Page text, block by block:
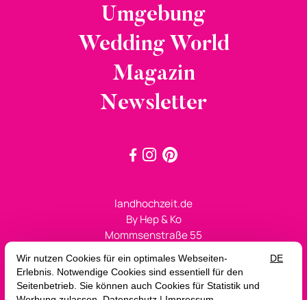
Umgebung
Wedding World
Magazin
Newsletter
  
landhochzeit.de
By Hep & Ko
Mommsenstraße 55
+49 (0)30 2143527
sagja@landhochzeit.de